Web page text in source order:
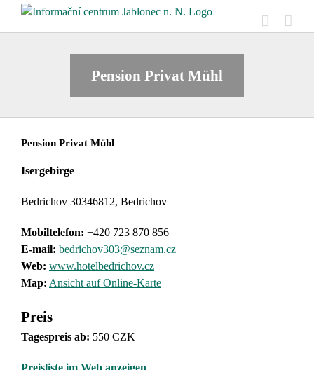
Pension Privat Mühl
Pension Privat Mühl
Isergebirge
Bedrichov 30346812, Bedrichov
Mobiltelefon: +420 723 870 856
E-mail: bedrichov303@seznam.cz
Web: www.hotelbedrichov.cz
Map: Ansicht auf Online-Karte
Preis
Tagespreis ab: 550 CZK
Preisliste im Web anzeigen